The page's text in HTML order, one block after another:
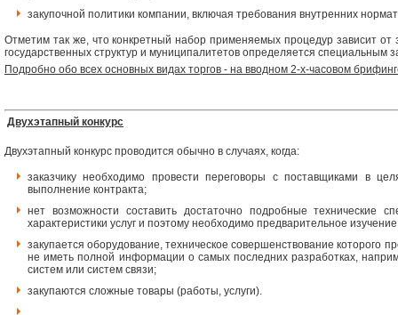
закупочной политики компании, включая требования внутренних
Отметим так же, что конкретный набор применяемых процедур зависит от
государственных структур и муниципалитетов определяется специальным
Подробно обо всех основных видах торгов - на вводном 2-х-часовом
Двухэтапный конкурс
Двухэтапный конкурс проводится обычно в случаях, когда:
заказчику необходимо провести переговоры с поставщиками в
выполнение контракта;
нет возможности составить достаточно подробные технические
характеристики услуг и поэтому необходимо предварительное
закупается оборудование, техническое совершенствование которого
не иметь полной информации о самых последних разработках,
систем или систем связи;
закупаются сложные товары (работы, услуги).